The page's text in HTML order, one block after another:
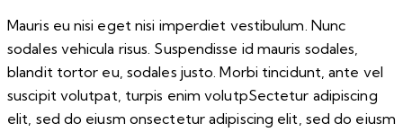
Mauris eu nisi eget nisi imperdiet vestibulum. Nunc
sodales vehicula risus. Suspendisse id mauris sodales,
blandit tortor eu, sodales justo. Morbi tincidunt, ante vel
suscipit volutpat, turpis enim volutpSectetur adipiscing
elit, sed do eiusm onsectetur adipiscing elit, sed do eiusm